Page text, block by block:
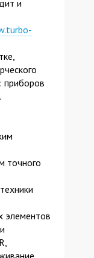
и
приборов
точного
элементов